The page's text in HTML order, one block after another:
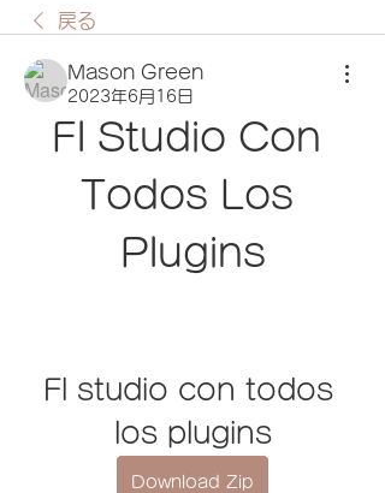
戻る
Mason Green
2023年6月16日
Fl Studio Con
Todos Los
Plugins
Fl studio con todos
los plugins
Download Zip